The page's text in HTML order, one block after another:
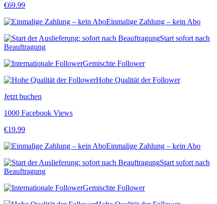
€69.99
Einmalige Zahlung – kein Abo
Start sofort nach
Beauftragung
Gemischte Follower
Hohe Qualität der Follower
Jetzt buchen
1000 Facebook Views
€19.99
Einmalige Zahlung – kein Abo
Start sofort nach
Beauftragung
Gemischte Follower